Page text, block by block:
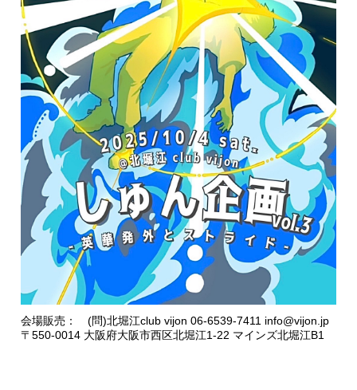
会場販売： (問)北堀江club vijon 06-6539-7411 info@vijon.jp
〒550-0014 大阪府大阪市西区北堀江1-22 マインズ北堀江B1